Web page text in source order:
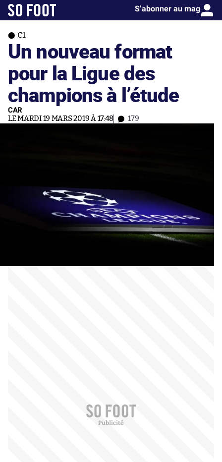
S’abonner au mag
C1
Un nouveau format
pour la Ligue des
champions à l’étude
CAR
LE MARDI 19 MARS 2019 À 17:48 179